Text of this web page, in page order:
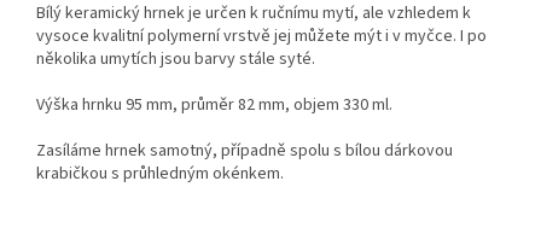
Bílý keramický hrnek je určen k ručnímu mytí, ale vzhledem k
vysoce kvalitní polymerní vrstvě jej můžete mýt i v myčce. I po
několika umytích jsou barvy stále syté.
Výška hrnku 95 mm, průměr 82 mm, objem 330 ml.
Zasíláme hrnek samotný, případně spolu s bílou dárkovou
krabičkou s průhledným okénkem.